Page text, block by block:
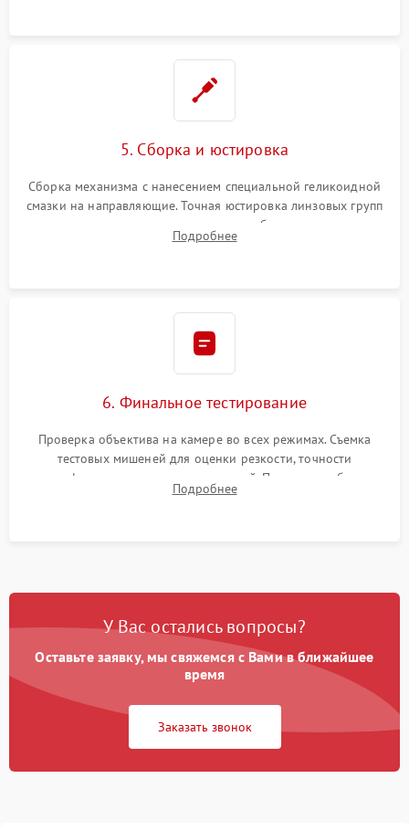
5. Сборка и юстировка
Сборка механизма с нанесением специальной геликоидной
смазки на направляющие. Точная юстировка линзовых групп
программным или механическим способом для устранения
бэк
Подробнее
6. Финальное тестирование
Проверка объектива на камере во всех режимах. Съемка
тестовых мишеней для оценки резкости, точности
автофокуса и отсутствия искажений. Проверка работы
диафрагмы на закрытых значениях и тестирование
Подробнее
У Вас остались вопросы?
Оставьте заявку, мы свяжемся с Вами в ближайшее
время
Заказать звонок